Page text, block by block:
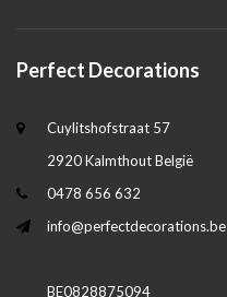
Perfect Decorations
Cuylitshofstraat 57
2920 Kalmthout België
0478 656 632
info@perfectdecorations.be
BE0828875094